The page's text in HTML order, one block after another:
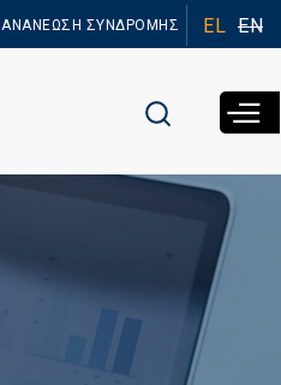
ΑΝΑΝΕΩΣΗ ΣΥΝΔΡΟΜΗΣ EL EN